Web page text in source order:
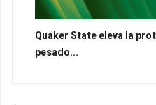
Quaker State eleva la
pesado...